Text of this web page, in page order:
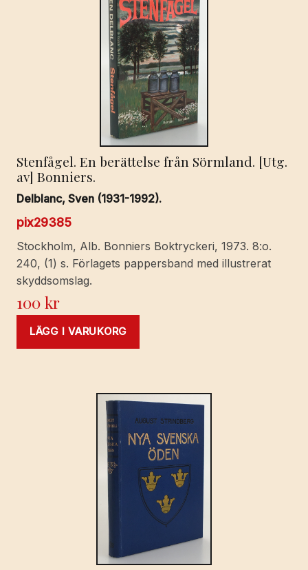
Stenfågel. En berättelse från Sörmland. [Utg.
av] Bonniers.
Delblanc, Sven (1931-1992).
pix29385
Stockholm, Alb. Bonniers Boktryckeri, 1973. 8:o.
240, (1) s. Förlagets pappersband med illustrerat
skyddsomslag.
100kr
LÄGG I VARUKORG